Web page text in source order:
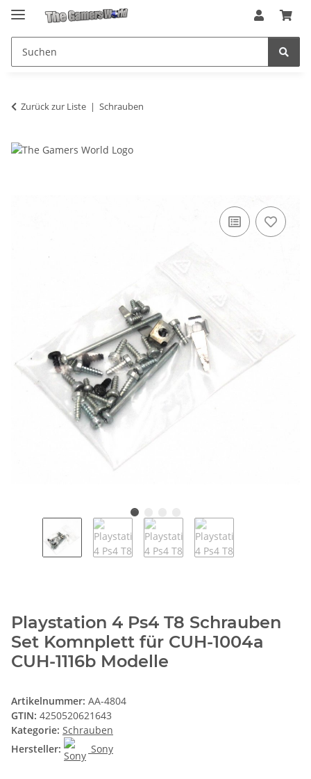
Zurück zur Liste Schrauben
Playstation 4 Ps4 T8 Schrauben
Set Komnplett für CUH-1004a
CUH-1116b Modelle
Artikelnummer: AA-4804
GTIN: 4250520621643
Kategorie: Schrauben
Hersteller:
Sony